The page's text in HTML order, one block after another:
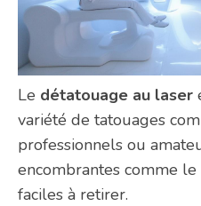
Le détatouage au laser
variété de tatouages
professionnels ou
encombrantes comme
faciles à retirer.